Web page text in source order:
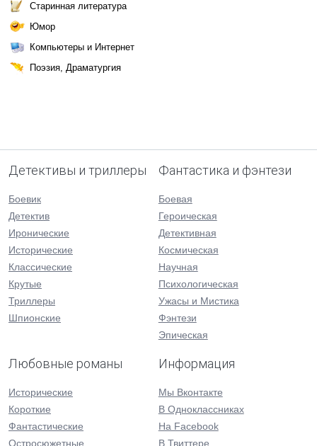
Старинная литература
Юмор
Компьютеры и Интернет
Поэзия, Драматургия
Детективы и триллеры
Боевик
Детектив
Иронические
Исторические
Классические
Крутые
Триллеры
Шпионские
Фантастика и фэнтези
Боевая
Героическая
Детективная
Космическая
Научная
Психологическая
Ужасы и Мистика
Фэнтези
Эпическая
Любовные романы
Исторические
Короткие
Фантастические
Остросюжетные
Информация
Мы Вконтакте
В Одноклассниках
На Facebook
В Твиттере